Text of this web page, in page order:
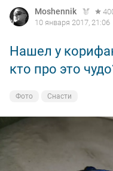
Moshennik
10 января 2017, 21:06
Нашел у
кто про это
Фото Снасти